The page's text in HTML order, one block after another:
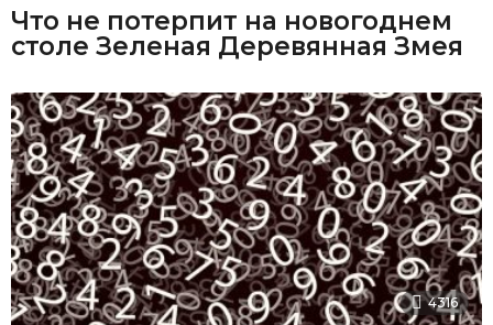
Что не потерпит на новогоднем
столе Зеленая Деревянная Змея
4316